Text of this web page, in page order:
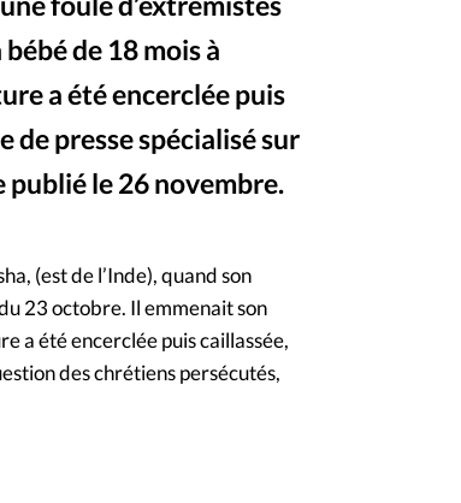
Mon compte
Changement d'adresse
Nous contacter
de 18 mois à
a été encerclée puis
de presse spécialisé sur
publié le 26 novembre.
(est de l’Inde), quand son
23 octobre. Il emmenait son
a été encerclée puis caillassée,
des chrétiens persécutés,